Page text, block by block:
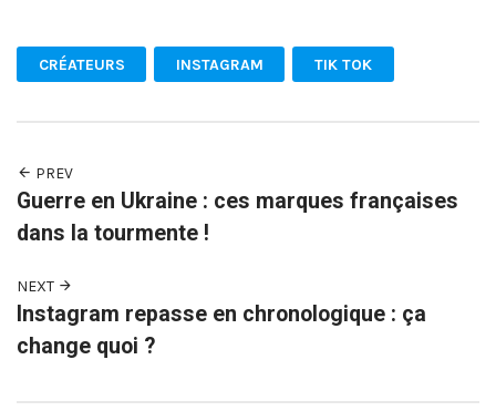
CRÉATEURS INSTAGRAM TIK TOK
PREV
Guerre en Ukraine : ces marques françaises
dans la tourmente !
NEXT
Instagram repasse en chronologique : ça
change quoi ?